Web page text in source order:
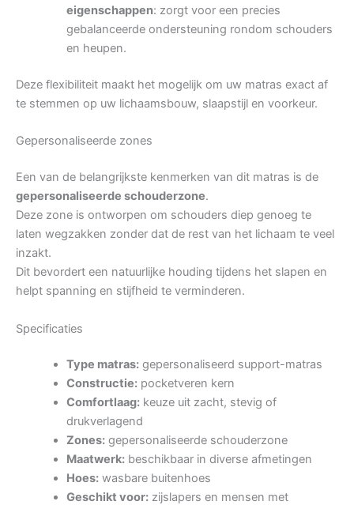
eigenschappen: zorgt voor een precies
gebalanceerde ondersteuning rondom schouders
en heupen.
Deze flexibiliteit maakt het mogelijk om uw matras exact af
te stemmen op uw lichaamsbouw, slaapstijl en voorkeur.
Gepersonaliseerde zones
Een van de belangrijkste kenmerken van dit matras is de
gepersonaliseerde schouderzone.
Deze zone is ontworpen om schouders diep genoeg te
laten wegzakken zonder dat de rest van het lichaam te veel
inzakt.
Dit bevordert een natuurlijke houding tijdens het slapen en
helpt spanning en stijfheid te verminderen.
Specificaties
Type matras:gepersonaliseerd support-matras
Constructie:pocketveren kern
Comfortlaag:keuze uit zacht, stevig of
drukverlagend
Zones:gepersonaliseerde schouderzone
Maatwerk:beschikbaar in diverse afmetingen
Hoes:wasbare buitenhoes
Geschikt voor:zijslapers en mensen met